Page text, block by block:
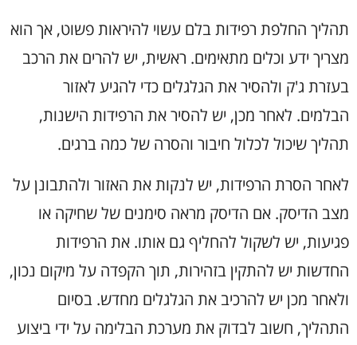
תהליך החלפת רפידות בלם עשוי להיראות פשוט, אך הוא
מצריך ידע וכלים מתאימים. ראשית, יש להרים את הרכב
בעזרת ג'ק ולהסיר את הגלגלים כדי להגיע לאזור
הבלמים. לאחר מכן, יש להסיר את הרפידות הישנות,
תהליך שיכול לכלול חיבור והסרה של כמה ברגים.
לאחר הסרת הרפידות, יש לנקות את האזור ולהתבונן על
מצב הדיסק. אם הדיסק מראה סימנים של שחיקה או
פגיעות, יש לשקול להחליף גם אותו. את הרפידות
החדשות יש להתקין בזהירות, תוך הקפדה על מיקום נכון,
ולאחר מכן יש להרכיב את הגלגלים מחדש. בסיום
התהליך, חשוב לבדוק את מערכת הבלימה על ידי ביצוע